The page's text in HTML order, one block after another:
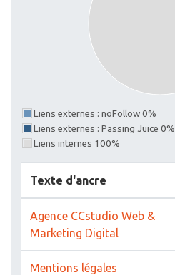
Liens externes : noFollow 0%
Liens externes : Passing Juice 0%
Liens internes 100%
Texte d'ancre
Agence CCstudio Web &
Marketing Digital
Mentions légales